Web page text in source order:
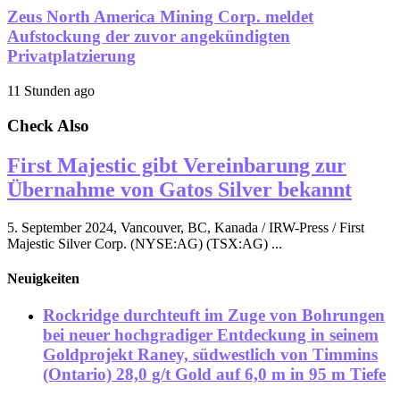
Zeus North America Mining Corp. meldet
Aufstockung der zuvor angekündigten
Privatplatzierung
11 Stunden ago
Check Also
First Majestic gibt Vereinbarung zur
Übernahme von Gatos Silver bekannt
5. September 2024, Vancouver, BC, Kanada / IRW-Press / First
Majestic Silver Corp. (NYSE:AG) (TSX:AG) ...
Neuigkeiten
Rockridge durchteuft im Zuge von Bohrungen
bei neuer hochgradiger Entdeckung in seinem
Goldprojekt Raney, südwestlich von Timmins
(Ontario) 28,0 g/t Gold auf 6,0 m in 95 m Tiefe